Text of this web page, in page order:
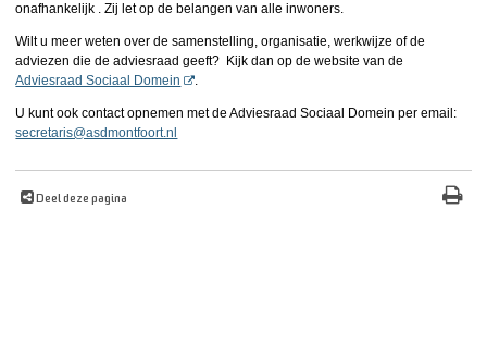
onafhankelijk . Zij let op de belangen van alle inwoners.
Wilt u meer weten over de samenstelling, organisatie, werkwijze of de
adviezen die de adviesraad geeft? Kijk dan op de website van de
Adviesraad Sociaal Domein
.
U kunt ook contact opnemen met de Adviesraad Sociaal Domein per email:
secretaris@asdmontfoort.nl
Deel deze pagina